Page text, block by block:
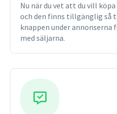
Nu när du vet att du vill
och den finns tillgänglig så
knappen under
med säljarna.